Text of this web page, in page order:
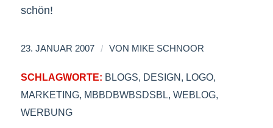
schön!
23. JANUAR 2007 / VON MIKE SCHNOOR
SCHLAGWORTE: BLOGS, DESIGN, LOGO,
MARKETING, MBBDBWBSDSBL, WEBLOG,
WERBUNG